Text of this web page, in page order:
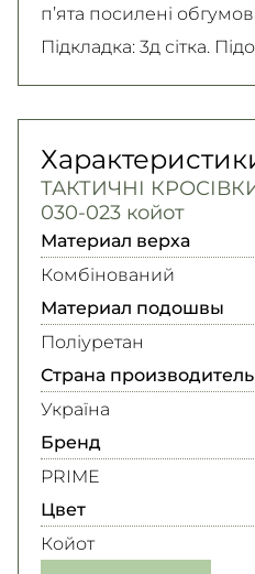
п’ята посилені
Підкладка: 3д сітка.
ТАКТИЧНІ
030-023 койот
Материал верха
Комбінований
Материал подошвы
Поліуретан
Страна производитель
Україна
Бренд
PRIME
Цвет
Койот